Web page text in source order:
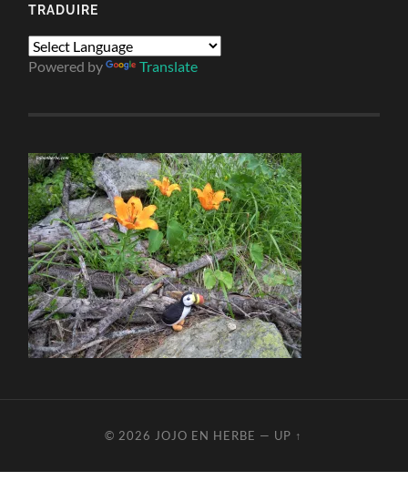
TRADUIRE
Powered by Translate
© 2026JOJO EN HERBE — UP ↑